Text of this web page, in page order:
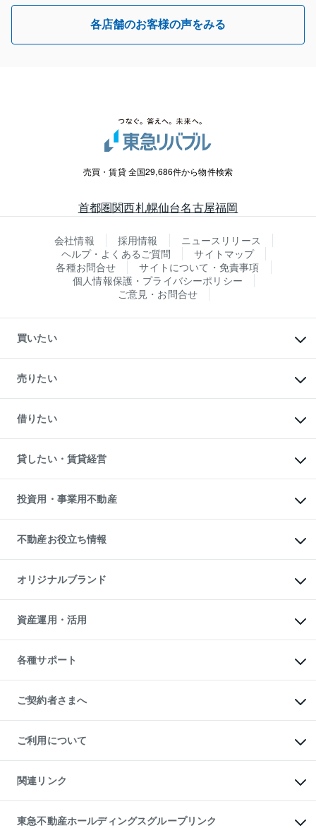
各店舗のお客様の声をみる
売買・賃貸 全国29,686件から物件検索
首都圏関西札幌仙台名古屋福岡
会社情報 採用情報
ニュースリリース
ヘルプ・よくあるご質問
サイトマップ
各種お問合せ
サイトについて・免責事項
個人情報保護・プライバシーポリシー
ご意見・お問合せ
買いたい
新築・分譲マンションの購入
中古マンションの購入
一戸建ての購入
中古一戸建ての購入
不動産購入の流れ
注目キーワード物件特集
購入ガイド
English 繁体中文簡体中文
売りたい
一戸建ての売却・査定
土地の売却・査定
スピードAI査定
不動産査定について
不動産売却の流れ
不動産買換えの流れ
売却ガイド
借りたい
オフィス・店舗の賃貸
借りるときの流れ
借りるガイド
貸したい・賃貸経営
マンション賃料データ
賃貸管理プラン
リロケーションについて
貸すガイド
投資用・事業用不動産
事業用不動産
マンション投資
投資用マンション
アパート経営
収益物件
ビル購入（ビル一棟）
投資用不動産の売却査定
事業用不動産の売却査定
不動産お役立ち情報
マンションライブラリー
人気マンションランキング
暮らしに役立つ不動産メディア
不動産相場・不動産価格情報
不動産コラム・ニュース
不動産用語集
不動産なんでもネット相談室
住まいの税金
オリジナルブランド
一棟リノベーションマンション
L`GENTE（ルジェンテ）
区分リノベーションマンション
投資用一棟レジデンスWELL
不動産小口投資
LEGACIA（レガシア）
資産運用・活用
不動産M&A
アセットマネジメント・出資
各種サポート
相続サポート
リフォームサポート
ご契約者さまへ
ご紹介・再契約特典
入居者様専用-各種ご案内（賃貸）
東急こすもす会「こすもすWeb」
ご利用について
金融商品取引について
東急リバブル ソーシャルメディアポリシー
ご意見・お問い合わせ（金融商品取引専用の相談・お問い合わせ窓口）
ダイレクトメール（郵送物）・Eメールなどの送付停止について
関連リンク
これからご結婚される方に東急百貨店のブライダルクラブ
東急不動産ホールディングスグループリンク